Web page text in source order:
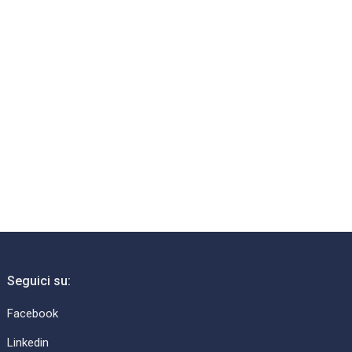
Seguici su:
Facebook
Linkedin